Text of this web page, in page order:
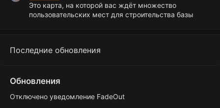
Это карта, на которой вас ждёт множество
пользовательских мест для строительства базы
Последние обновления
Обновления
Отключено уведомление FadeOut